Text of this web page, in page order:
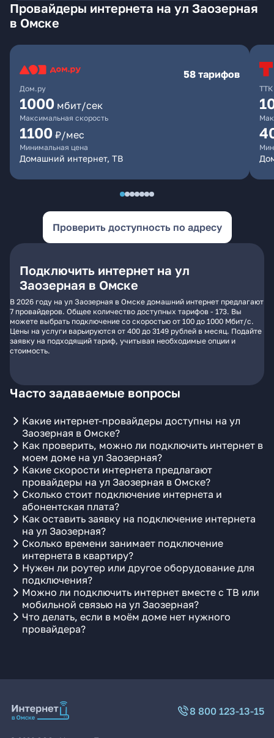
Провайдеры интернета на ул Заозерная
в Омске
Дом.ру
58 тарифов
1000 мбит/сек
Максимальная скорость
1100 ₽/мес
Минимальная цена
Домашний интернет, ТВ
ТТК
Проверить доступность по адресу
Подключить интернет на ул
Заозерная в Омске
В 2026 году на ул Заозерная в Омске домашний интернет предлагают
7 провайдеров. Общее количество доступных тарифов - 173. Вы
можете выбрать подключение со скоростью от 100 до 1000 Мбит/с.
Цены на услуги варьируются от 400 до 3149 рублей в месяц. Подайте
заявку на подходящий тариф, учитывая необходимые опции и
стоимость.
Часто задаваемые вопросы
Какие интернет-провайдеры доступны на ул
Заозерная в Омске?
Как проверить, можно ли подключить интернет в
моем доме на ул Заозерная?
Какие скорости интернета предлагают
провайдеры на ул Заозерная в Омске?
Сколько стоит подключение интернета и
абонентская плата?
Как оставить заявку на подключение интернета
на ул Заозерная?
Сколько времени занимает подключение
интернета в квартиру?
Нужен ли роутер или другое оборудование для
подключения?
Можно ли подключить интернет вместе с ТВ или
мобильной связью на ул Заозерная?
Что делать, если в моём доме нет нужного
провайдера?
8 800 123-13-15